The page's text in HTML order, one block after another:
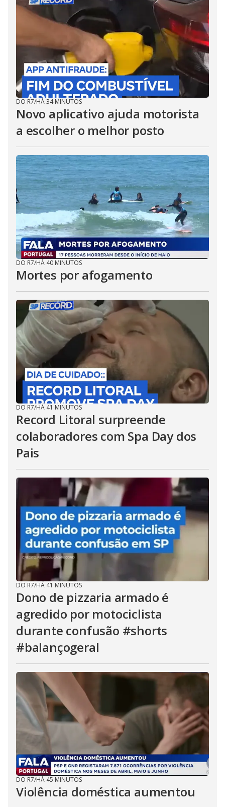
DO R7/HÁ 34 MINUTOS
Novo aplicativo ajuda motorista
a escolher o melhor posto
DO R7/HÁ 40 MINUTOS
Mortes por afogamento
DO R7/HÁ 41 MINUTOS
Record Litoral surpreende
colaboradores com Spa Day dos
Pais
DO R7/HÁ 41 MINUTOS
Dono de pizzaria armado é
agredido por motociclista
durante confusão #shorts
#balançogeral
DO R7/HÁ 45 MINUTOS
Violência doméstica aumentou